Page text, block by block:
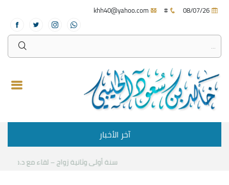
#
آخر الأخبار
سنة أولى وثانية زواج – لقاء مع د.خالد